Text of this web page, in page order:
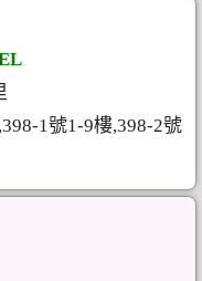
1號1-9樓,398-2號